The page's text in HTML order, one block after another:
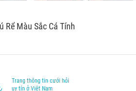
Rể Màu Sắc Cá Tính
Trang thông tin cưới hỏi
uy tín ở Việt Nam